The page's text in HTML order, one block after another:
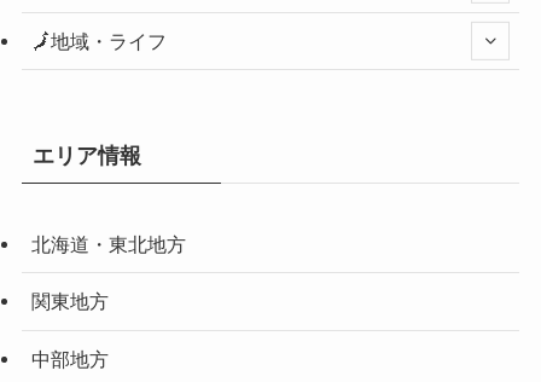
🗾地域・ライフ
エリア情報
北海道・東北地方
関東地方
中部地方